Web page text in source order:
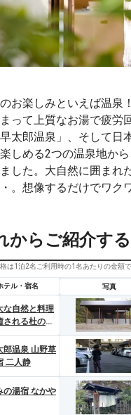
お楽しみといえば温泉
って上質なお湯で疲労
太郎温泉」、そして日
しめる2つの温泉地か
した。大自然に囲まれ
。想像するだけでワク
からご紹介す
は1泊2名ご利用時の1名あたりの金額
テル・宿名 写真
な自然と料理
される杜の宿
香
郎温泉 山野草
二人静
の湯宿 なかや